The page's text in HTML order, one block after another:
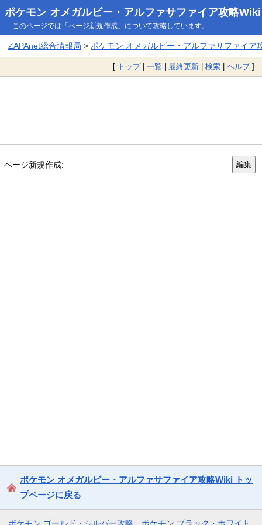
ポケモン オメガルビー・アルファサファイア攻略Wiki
このページでは「ページ新規作成」について攻略しています。
ZAPAnet総合情報局 > ポケモン オメガルビー・アルファサファイア
[ トップ| 一覧 | 最終更新 | 検索 | ヘルプ]
ページ新規作成:
ポケモン オメガルビー・アルファサファイア攻略Wiki トッ
プページに戻る
ポケモン ゴールド・シルバー攻略 ポケモン ブラック・ホワイト